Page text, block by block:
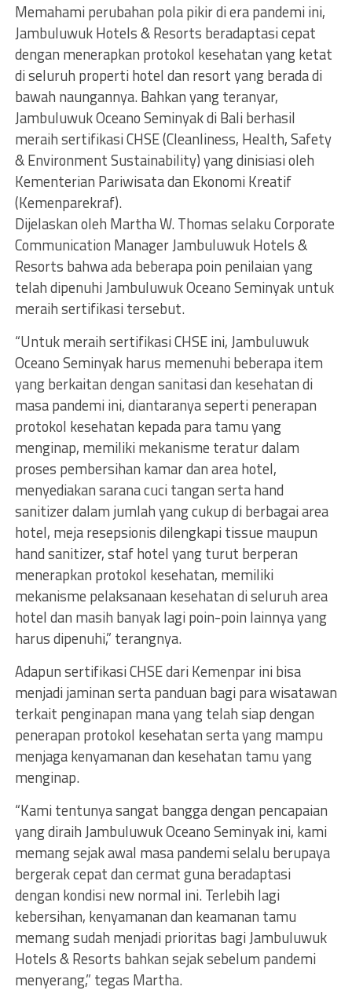
Memahami perubahan pola pikir di era pandemi ini,
Jambuluwuk Hotels & Resorts beradaptasi cepat
dengan menerapkan protokol kesehatan yang ketat
di seluruh properti hotel dan resort yang berada di
bawah naungannya. Bahkan yang teranyar,
Jambuluwuk Oceano Seminyak di Bali berhasil
meraih sertifikasi CHSE (Cleanliness, Health, Safety
& Environment Sustainability) yang dinisiasi oleh
Kementerian Pariwisata dan Ekonomi Kreatif
(Kemenparekraf).
Dijelaskan oleh Martha W. Thomas selaku Corporate
Communication Manager Jambuluwuk Hotels &
Resorts bahwa ada beberapa poin penilaian yang
telah dipenuhi Jambuluwuk Oceano Seminyak untuk
meraih sertifikasi tersebut.
“Untuk meraih sertifikasi CHSE ini, Jambuluwuk
Oceano Seminyak harus memenuhi beberapa item
yang berkaitan dengan sanitasi dan kesehatan di
masa pandemi ini, diantaranya seperti penerapan
protokol kesehatan kepada para tamu yang
menginap, memiliki mekanisme teratur dalam
proses pembersihan kamar dan area hotel,
menyediakan sarana cuci tangan serta hand
sanitizer dalam jumlah yang cukup di berbagai area
hotel, meja resepsionis dilengkapi tissue maupun
hand sanitizer, staf hotel yang turut berperan
menerapkan protokol kesehatan, memiliki
mekanisme pelaksanaan kesehatan di seluruh area
hotel dan masih banyak lagi poin-poin lainnya yang
harus dipenuhi,” terangnya.
Adapun sertifikasi CHSE dari Kemenpar ini bisa
menjadi jaminan serta panduan bagi para wisatawan
terkait penginapan mana yang telah siap dengan
penerapan protokol kesehatan serta yang mampu
menjaga kenyamanan dan kesehatan tamu yang
menginap.
“Kami tentunya sangat bangga dengan pencapaian
yang diraih Jambuluwuk Oceano Seminyak ini, kami
memang sejak awal masa pandemi selalu berupaya
bergerak cepat dan cermat guna beradaptasi
dengan kondisi new normal ini. Terlebih lagi
kebersihan, kenyamanan dan keamanan tamu
memang sudah menjadi prioritas bagi Jambuluwuk
Hotels & Resorts bahkan sejak sebelum pandemi
menyerang,” tegas Martha.